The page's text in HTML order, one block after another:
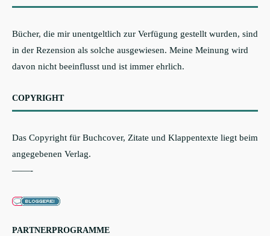
Bücher, die mir unentgeltlich zur Verfügung gestellt wurden, sind
in der Rezension als solche ausgewiesen. Meine Meinung wird
davon nicht beeinflusst und ist immer ehrlich.
COPYRIGHT
Das Copyright für Buchcover, Zitate und Klappentexte liegt beim
angegebenen Verlag.
——-
PARTNERPROGRAMME